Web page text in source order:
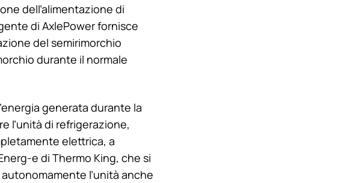
dell’alimentazione di
di AxlePower fornisce
del semirimorchio
durante il normale
generata durante la
l’unità di refrigerazione,
elettrica, a
e di Thermo King, che si
l’unità anche